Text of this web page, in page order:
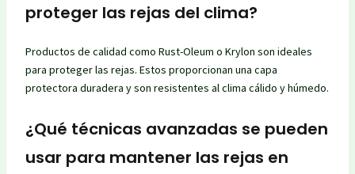
proteger las rejas del clima?
Productos de calidad como Rust-Oleum o Krylon son ideales
para proteger las rejas. Estos proporcionan una capa
protectora duradera y son resistentes al clima cálido y húmedo.
¿Qué técnicas avanzadas se pueden
usar para mantener las rejas en